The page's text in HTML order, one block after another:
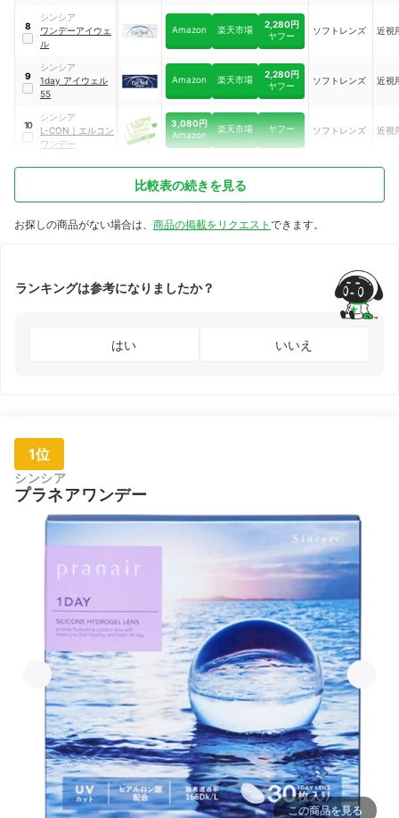
8
シンシア
ワンデーアイウェ
ル
Amazon 楽天市場
2,280円
ヤフー
ソフトレンズ 近視
9
シンシア
1day アイウェル
55
Amazon 楽天市場
2,280円
ヤフー
ソフトレンズ 近視
10
シンシア
L-CON ｜ エルコン
ワンデー
3,080円
Amazon
楽天市場 ヤフー ソフトレンズ 近視
比較表の続きを見る
お探しの商品がない場合は、 商品の掲載をリクエスト できます。
ランキングは参考になりましたか？
はい いいえ
1位
シンシア
プラネアワンデー
この商品を見る